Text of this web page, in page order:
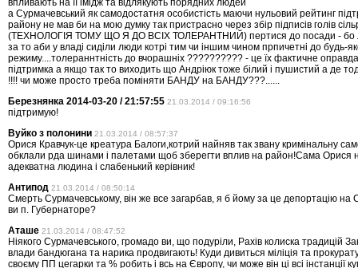
впливають на її iмiдж та вiдлякують порядних людей
а Сурмачевський як самодостатня особистiсть маючи нульовий рейтинг
району не мав би на мою думку так пристрасно через збiр пiдписiв голiв
(ТЕХНОЛОГIЯ ТОМУ ЩО Я ДО ВСIХ ТОЛЕРАНТНИЙ) пертися до посади - бо
за то аби у владi сидiли люди котрi тим чи iншим чином прпичетнi до будь-
режиму....толераннтнicть до вчорашнiх ?????????? - це їх фактичне
пiдтримка а якщо так то виходить що Андрiюк тоже бiлий i пушистий а де
!!!! чи може просто треба помiняти БАНДУ на БАНДУ???......
Березнянка 2014-03-20 / 21:57:55 21.03.2014 / 09:16:56
підтримую!
Вуйко з полонини 21.03.2014 / 08:57:37
Орися Кравчук-це креатура Балоги,котрий найняв так звану кримінальну
обклали рда шинами і палетами щоб зберегти вплив на район!Сама Орися
адекватна людина і слабенький керівник!
Антипод 21.03.2014 / 08:50:14
Смерть Сурмачевському, він же все загарбав, я б йому за це депортацію на
ви п. Губернаторе?
Аташе 21.03.2014 / 08:47:52
Ніякого Сурмачевського, громадо ви, що подуріли, Рахів колиска традицій
влади бандюгана та нарика продвигають! Куди дивиться міліція та
своєму ПП цегарки та % робить і всь на Європу, чи може він ці всі інстанції